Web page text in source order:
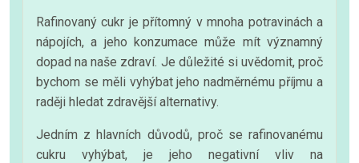
Rafinovaný cukr je přítomný v mnoha potravinách a
nápojích, a jeho konzumace může mít významný
dopad na naše zdraví. Je důležité si uvědomit, proč
bychom se měli vyhýbat jeho nadměrnému příjmu a
raději hledat zdravější alternativy.
Jedním z hlavních důvodů, proč se rafinovanému
cukru vyhýbat, je jeho negativní vliv na